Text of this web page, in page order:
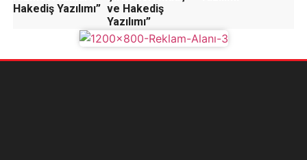
Hakediş Yazılımı” ve Hakediş
Yazılımı”